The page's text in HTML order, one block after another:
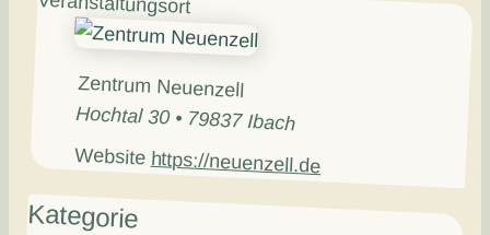
Zentrum Neuenzell
Hochtal 30 • 79837 Ibach
Websitehttps://neuenzell.de
Kategorie